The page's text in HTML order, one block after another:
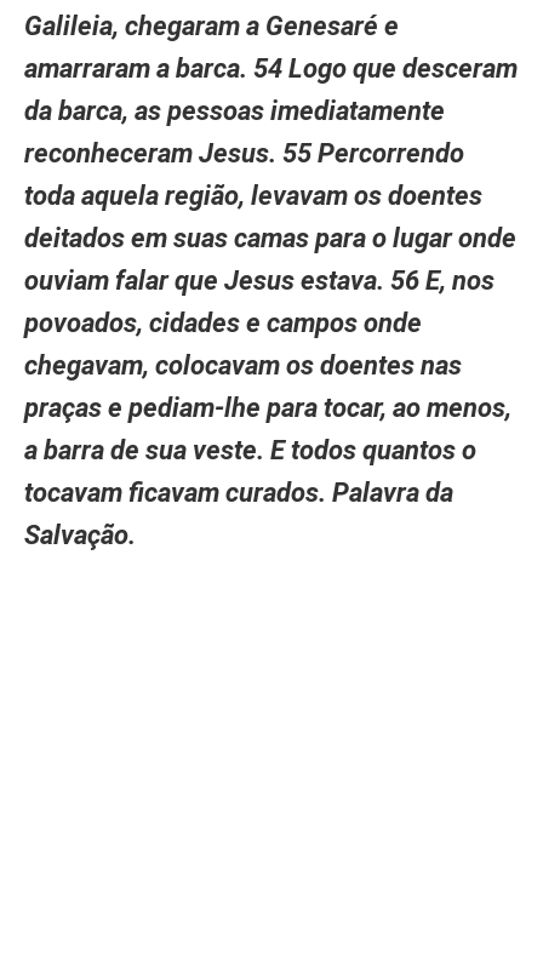
Galileia, chegaram a Genesaré e
amarraram a barca. 54 Logo que desceram
da barca, as pessoas imediatamente
reconheceram Jesus. 55 Percorrendo
toda aquela região, levavam os doentes
deitados em suas camas para o lugar onde
ouviam falar que Jesus estava. 56 E, nos
povoados, cidades e campos onde
chegavam, colocavam os doentes nas
praças e pediam-lhe para tocar, ao menos,
a barra de sua veste. E todos quantos o
tocavam ficavam curados. Palavra da
Salvação.